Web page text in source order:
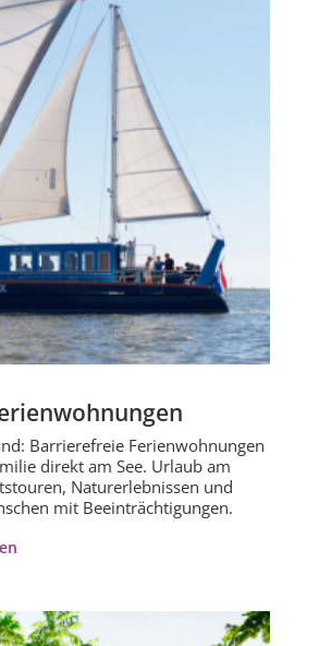
Barrierefreie Ferienwohnungen
direkt am See. Urlaub am
Naturerlebnissen und
mit Beeinträchtigungen.